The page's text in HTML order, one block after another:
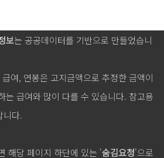
보는 공공데이터를 기반으로 만들었습니
여, 연봉은 고지금액으로 추정한 금액이
는 급여와 많이 다를 수 있습니다. 참고용
니다.
해당 페이지 하단에 있는 '숨김요청'으로